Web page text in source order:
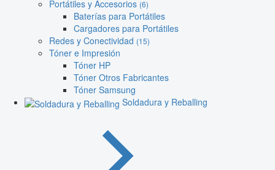
Portátiles y Accesorios (6)
Baterías para Portátiles
Cargadores para Portátiles
Redes y Conectividad (15)
Tóner e Impresión
Tóner HP
Tóner Otros Fabricantes
Tóner Samsung
Soldadura y Reballing